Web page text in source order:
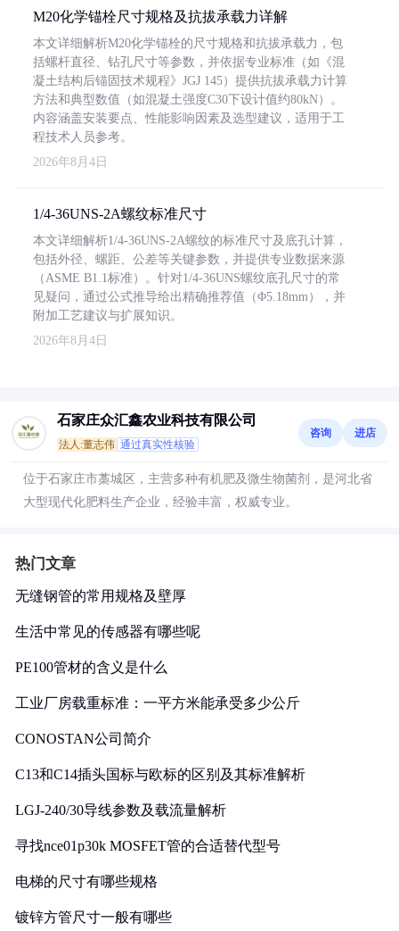
M20化学锚栓尺寸规格及抗拔承载力详解
本文详细解析M20化学锚栓的尺寸规格和抗拔承载力，包
括螺杆直径、钻孔尺寸等参数，并依据专业标准（如《混
凝土结构后锚固技术规程》JGJ 145）提供抗拔承载力计算
方法和典型数值（如混凝土强度C30下设计值约80kN）。
内容涵盖安装要点、性能影响因素及选型建议，适用于工
程技术人员参考。
2026年8月4日
1/4-36UNS-2A螺纹标准尺寸
本文详细解析1/4-36UNS-2A螺纹的标准尺寸及底孔计算，
包括外径、螺距、公差等关键参数，并提供专业数据来源
（ASME B1.1标准）。针对1/4-36UNS螺纹底孔尺寸的常
见疑问，通过公式推导给出精确推荐值（Φ5.18mm），并
附加工艺建议与扩展知识。
2026年8月4日
石家庄众汇鑫农业科技有限公司
法人:董志伟 通过真实性核验
咨询 进店
位于石家庄市藁城区，主营多种有机肥及微生物菌剂，是河北省
大型现代化肥料生产企业，经验丰富，权威专业。
热门文章
无缝钢管的常用规格及壁厚
生活中常见的传感器有哪些呢
PE100管材的含义是什么
工业厂房载重标准：一平方米能承受多少公斤
CONOSTAN公司简介
C13和C14插头国标与欧标的区别及其标准解析
LGJ-240/30导线参数及载流量解析
寻找nce01p30k MOSFET管的合适替代型号
电梯的尺寸有哪些规格
镀锌方管尺寸一般有哪些